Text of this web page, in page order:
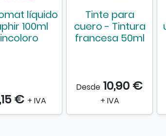
líquido
100ml
incoloro
€ + IVA
Tinte para
cuero - Tintura
francesa 50ml
Desde 10,90 €
+ IVA